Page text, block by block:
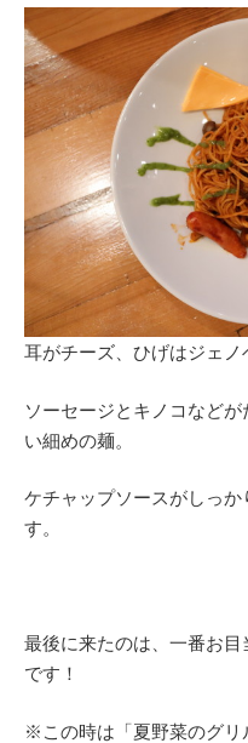
耳がチーズ、ひげはジェノ
ソーセージとキノコなど
い細めの麺。
ケチャップソースがしっ
す。
最後に来たのは、一番お目
です！
※この時は「夏野菜のグリ